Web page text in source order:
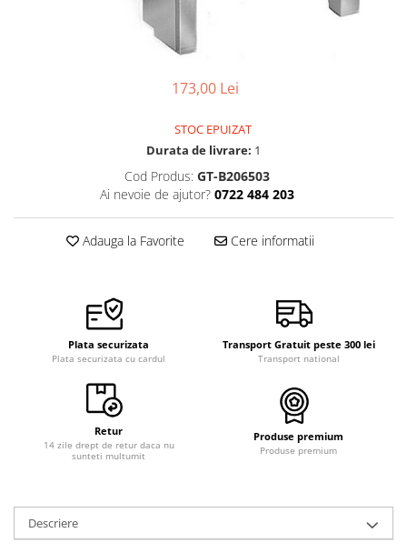
173,00 Lei
STOC EPUIZAT
Durata de livrare: 1
Cod Produs: GT-B206503
Ai nevoie de ajutor? 0722 484 203
Adauga la Favorite Cere informatii
Plata securizata
Plata securizata cu cardul
Transport Gratuit peste 300 lei
Transport national
Retur
14 zile drept de retur daca nu
sunteti multumit
Produse premium
Produse premium
Descriere